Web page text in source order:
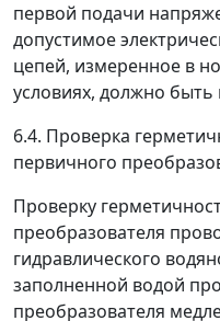
первой подачи
допустимое
цепей, измеренное в
условиях, должно
6.4. Проверка
первичного
Проверку
преобразователя
гидравлического
заполненной водой
преобразователя